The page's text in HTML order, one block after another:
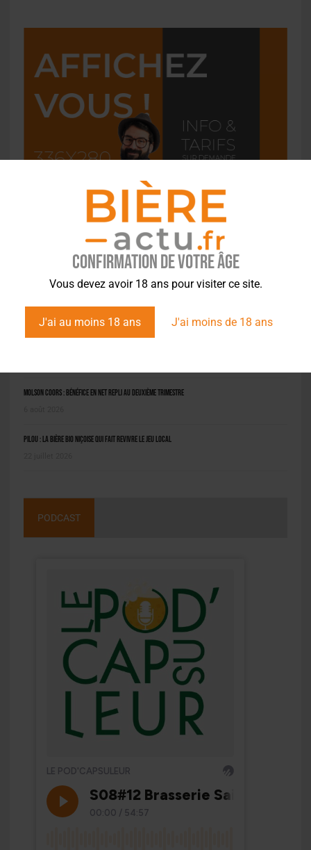
Confirmation de votre âge
Vous devez avoir 18 ans pour visiter ce site.
J'ai au moins 18 ans J'ai moins de 18 ans
Molson Coors : bénéfice en net repli au deuxième trimestre
Pilou : la bière bio niçoise qui fait revivre le jeu local
PODCAST